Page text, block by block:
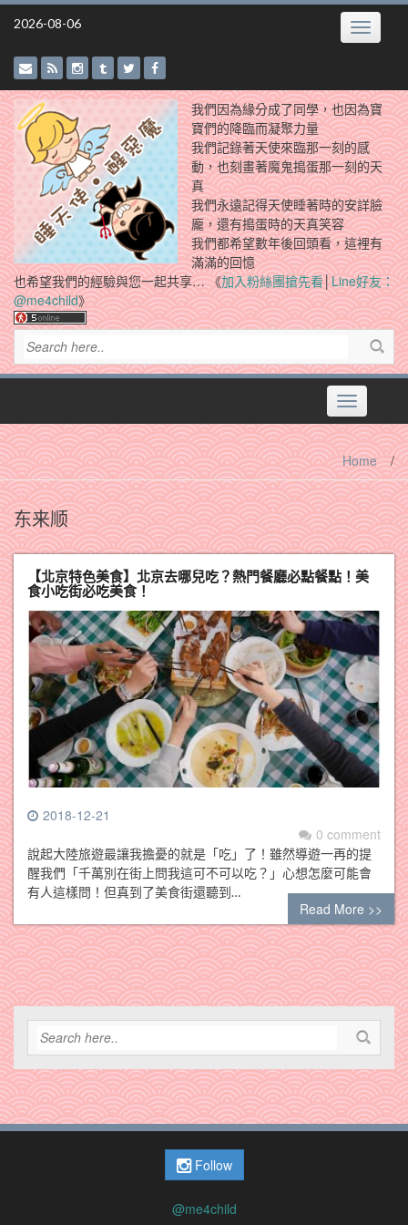
Skip
2026-08-06 Toggle
我們因為緣分成了同學，也因為寶
寶們的降臨而凝聚力量
我們記錄著天使來臨那一刻的感
動，也刻畫著魔鬼搗蛋那一刻的天
真
我們永遠記得天使睡著時的安詳臉
龐，還有搗蛋時的天真笑容
我們都希望數年後回頭看，這裡有
滿滿的回憶
也希望我們的經驗與您一起共享… 《加入粉絲團搶先看│Line好友：
@me4child》
Toggle
navigation
Home /
东来顺
【北京特色美食】北京去哪兒吃？熱門餐廳必點餐點！美
食小吃街必吃美食！
2018-12-21
0 comment
說起大陸旅遊最讓我擔憂的就是「吃」了！雖然導遊一再的提
醒我們「千萬別在街上問我這可不可以吃？」心想怎麼可能會
有人這樣問！但真到了美食街還聽到…
Read More >>
Follow
@me4child